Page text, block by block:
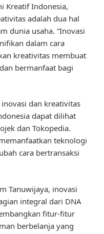
Kreatif Indonesia,
adalah dua hal
dunia usaha. “Inovasi
dalam cara
kreativitas membuat
bermanfaat bagi
dan kreativitas
dapat dilihat
dan Tokopedia.
teknologi
cara bertransaksi
Tanuwijaya, inovasi
integral dari DNA
fitur-fitur
berbelanja yang